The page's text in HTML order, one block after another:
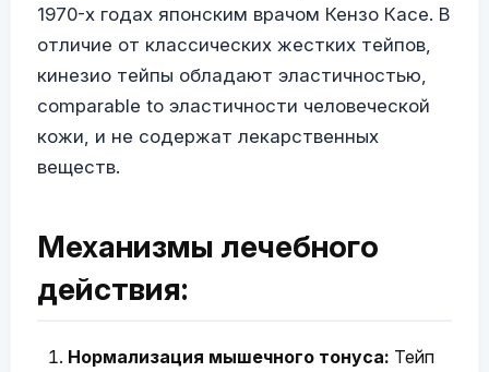
1970-х годах японским врачом Кензо Касе. В
отличие от классических жестких тейпов,
кинезио тейпы обладают эластичностью,
comparable to эластичности человеческой
кожи, и не содержат лекарственных
веществ.
Механизмы лечебного
действия:
Нормализация мышечного тонуса: Тейп